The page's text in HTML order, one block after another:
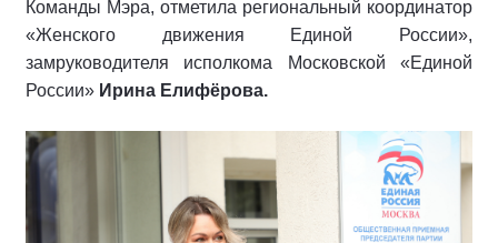
Команды Мэра, отметила региональный координатор
«Женского движения Единой России»,
замруководителя исполкома Московской «Единой
России» Ирина Елифёрова.